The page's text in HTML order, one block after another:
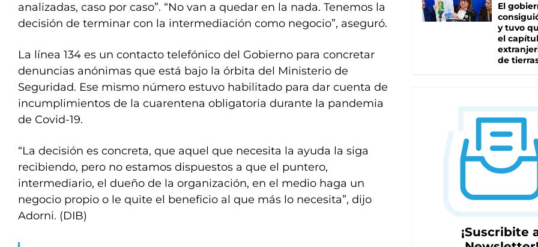
analizadas, caso por caso”. “No van a quedar en la nada. Tenemos la
decisión de terminar con la intermediación como negocio”, aseguró.
La línea 134 es un contacto telefónico del Gobierno para concretar
denuncias anónimas que está bajo la órbita del Ministerio de
Seguridad. Ese mismo número estuvo habilitado para dar cuenta de
incumplimientos de la cuarentena obligatoria durante la pandemia
de Covid-19.
“La decisión es concreta, que aquel que necesita la ayuda la siga
recibiendo, pero no estamos dispuestos a que el puntero,
intermediario, el dueño de la organización, en el medio haga un
negocio propio o le quite el beneficio al que más lo necesita”, dijo
Adorni. (DIB)
El
y tuvo
el
de
¡Suscribite